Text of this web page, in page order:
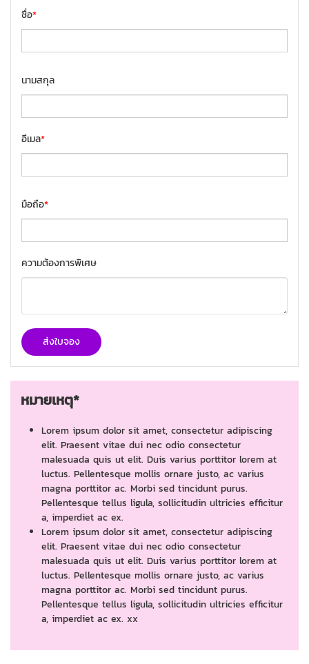
ชื่อ*
นามสกุล
อีเมล*
มือถือ*
ความต้องการพิเศษ
ส่งใบจอง
หมายเหตุ*
Lorem ipsum dolor sit amet, consectetur adipiscing
elit. Praesent vitae dui nec odio consectetur
malesuada quis ut elit. Duis varius porttitor lorem at
luctus. Pellentesque mollis ornare justo, ac varius
magna porttitor ac. Morbi sed tincidunt purus.
Pellentesque tellus ligula, sollicitudin ultricies efficitur
a, imperdiet ac ex.
Lorem ipsum dolor sit amet, consectetur adipiscing
elit. Praesent vitae dui nec odio consectetur
malesuada quis ut elit. Duis varius porttitor lorem at
luctus. Pellentesque mollis ornare justo, ac varius
magna porttitor ac. Morbi sed tincidunt purus.
Pellentesque tellus ligula, sollicitudin ultricies efficitur
a, imperdiet ac ex. xx